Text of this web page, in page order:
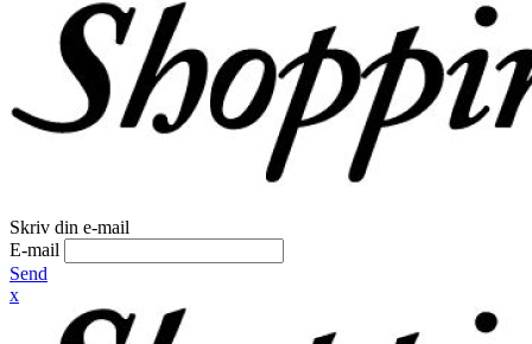
Skriv din e-mail
E-mail
Send
x